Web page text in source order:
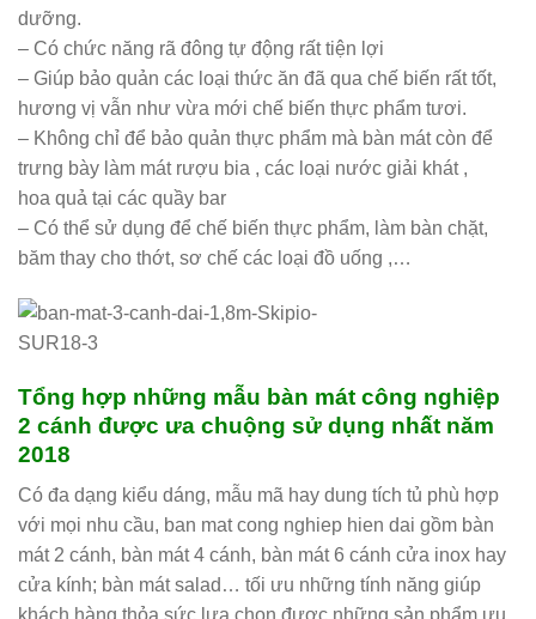
dưỡng.
– Có chức năng rã đông tự động rất tiện lợi
– Giúp bảo quản các loại thức ăn đã qua chế biến rất tốt,
hương vị vẫn như vừa mới chế biến thực phẩm tươi.
– Không chỉ để bảo quản thực phẩm mà bàn mát còn để
trưng bày làm mát rượu bia , các loại nước giải khát ,
hoa quả tại các quầy bar
– Có thể sử dụng để chế biến thực phẩm, làm bàn chặt,
băm thay cho thớt, sơ chế các loại đồ uống ,…
Tổng hợp những mẫu bàn mát công nghiệp
2 cánh được ưa chuộng sử dụng nhất năm
2018
Có đa dạng kiểu dáng, mẫu mã hay dung tích tủ phù hợp
với mọi nhu cầu, ban mat cong nghiep hien dai gồm bàn
mát 2 cánh, bàn mát 4 cánh, bàn mát 6 cánh cửa inox hay
cửa kính; bàn mát salad… tối ưu những tính năng giúp